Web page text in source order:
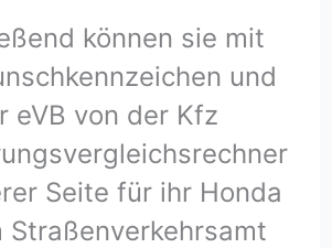
können sie mit
und
eVB von der Kfz
Seite für ihr Honda
Straßenverkehrsamt